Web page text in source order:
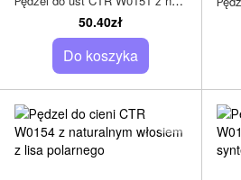
50.40zł
Do koszyka